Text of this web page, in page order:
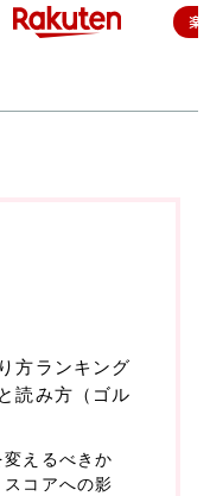
楽
方ランキング
読み方（ゴル
えるべきか
スコアへの影